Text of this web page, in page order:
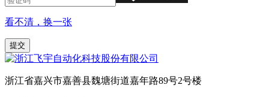
看不清，换一张
浙江省嘉兴市嘉善县魏塘街道嘉年路89号2号楼